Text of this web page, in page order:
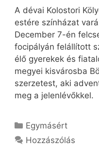
A dévai Kolostori
estére színházat
December 7-én
focipályán felállított
élő gyerekek és
megyei kisvárosba
szerzetest, aki
meg a jelenlévőkkel.
Kategória
Egymásért
Hozzászólás